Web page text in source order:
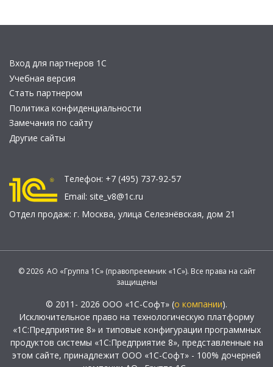
Вход для партнеров 1С
Учебная версия
Стать партнером
Политика конфиденциальности
Замечания по сайту
Другие сайты
Телефон: +7 (495) 737-92-57
Email: site_v8@1c.ru
Отдел продаж: г. Москва, улица Селезнёвская, дом 21
© 2026 АО «Группа 1С» (правопреемник «1С»). Все права на сайт
защищены
© 2011- 2026 ООО «1С-Софт» (о компании).
Исключительное право на технологическую платформу
«1С:Предприятие 8» и типовые конфигурации программных
продуктов системы «1С:Предприятие 8», представленные на
этом сайте, принадлежит ООО «1С-Софт» - 100% дочерней